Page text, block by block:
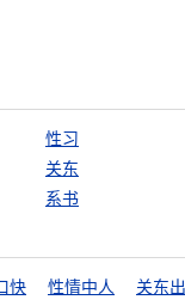
性习
关东
系书
快
性情中人